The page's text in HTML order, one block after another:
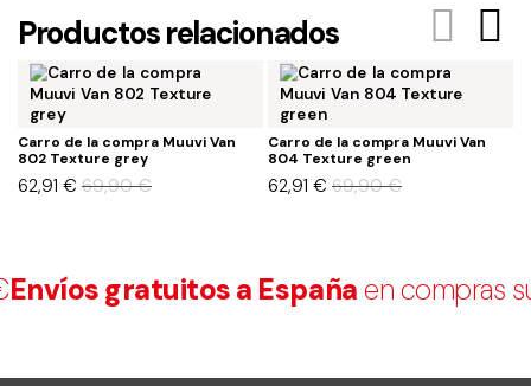
Productos relacionados
Carro de la compra Muuvi Van
802 Texture grey
69,90€
62,91 €
Carro de la compra Muuvi Van
804 Texture green
69,90€
62,91 €
gratuitos a Españaen compras